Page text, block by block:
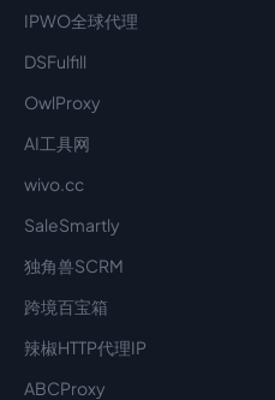
IPWO全球代理
DSFulfill
OwlProxy
AI工具网
wivo.cc
SaleSmartly
独角兽SCRM
跨境百宝箱
辣椒HTTP代理IP
ABCProxy